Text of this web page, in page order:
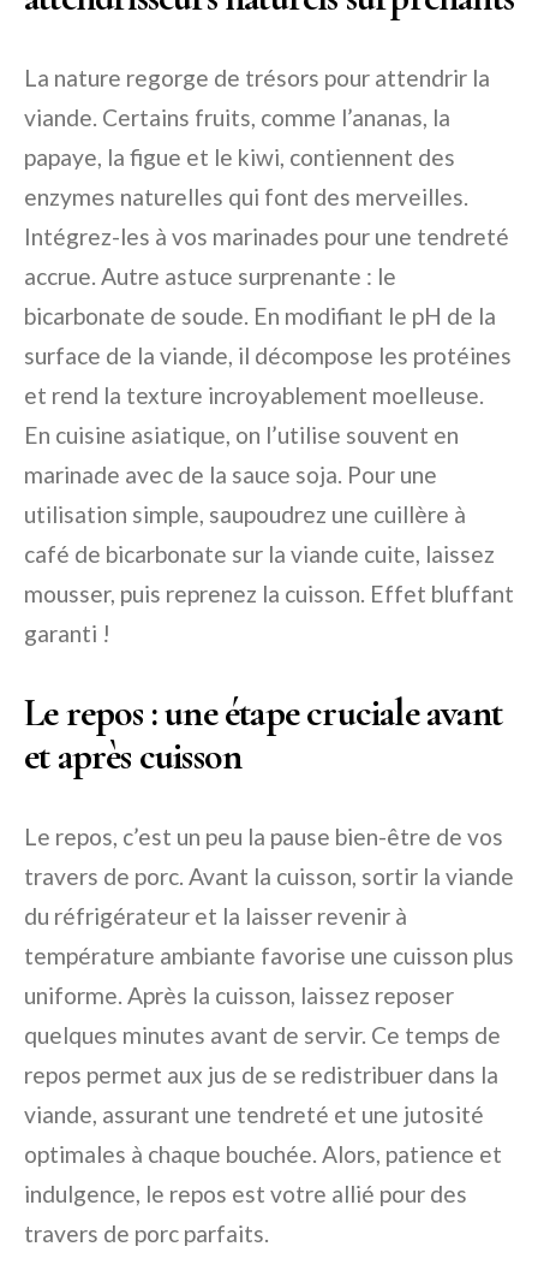
La nature regorge de trésors pour attendrir la
viande. Certains fruits, comme l’ananas, la
papaye, la figue et le kiwi, contiennent des
enzymes naturelles qui font des merveilles.
Intégrez-les à vos marinades pour une tendreté
accrue. Autre astuce surprenante : le
bicarbonate de soude. En modifiant le pH de la
surface de la viande, il décompose les protéines
et rend la texture incroyablement moelleuse.
En cuisine asiatique, on l’utilise souvent en
marinade avec de la sauce soja. Pour une
utilisation simple, saupoudrez une cuillère à
café de bicarbonate sur la viande cuite, laissez
mousser, puis reprenez la cuisson. Effet bluffant
garanti !
Le repos : une étape cruciale avant
et après cuisson
Le repos, c’est un peu la pause bien-être de vos
travers de porc. Avant la cuisson, sortir la viande
du réfrigérateur et la laisser revenir à
température ambiante favorise une cuisson plus
uniforme. Après la cuisson, laissez reposer
quelques minutes avant de servir. Ce temps de
repos permet aux jus de se redistribuer dans la
viande, assurant une tendreté et une jutosité
optimales à chaque bouchée. Alors, patience et
indulgence, le repos est votre allié pour des
travers de porc parfaits.